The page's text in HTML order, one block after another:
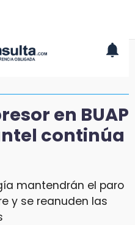
en BUAP
continúa
mantendrán el paro
y se reanuden las